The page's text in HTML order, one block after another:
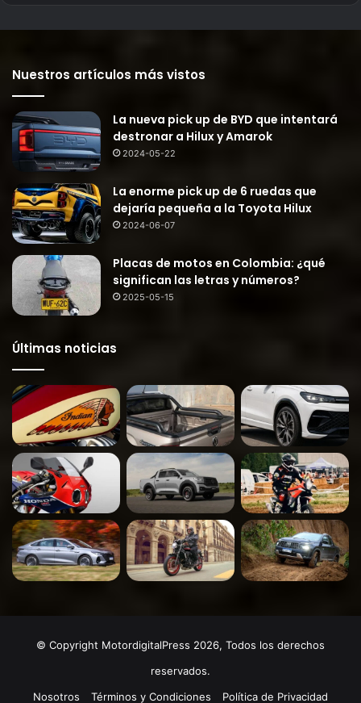
Nuestros artículos más vistos
La nueva pick up de BYD que intentará
destronar a Hilux y Amarok
2024-05-22
La enorme pick up de 6 ruedas que
dejaría pequeña a la Toyota Hilux
2024-06-07
Placas de motos en Colombia: ¿qué
significan las letras y números?
2025-05-15
Últimas noticias
© Copyright MotordigitalPress 2026, Todos los derechos
reservados.
Nosotros
Términos y Condiciones Política de Privacidad